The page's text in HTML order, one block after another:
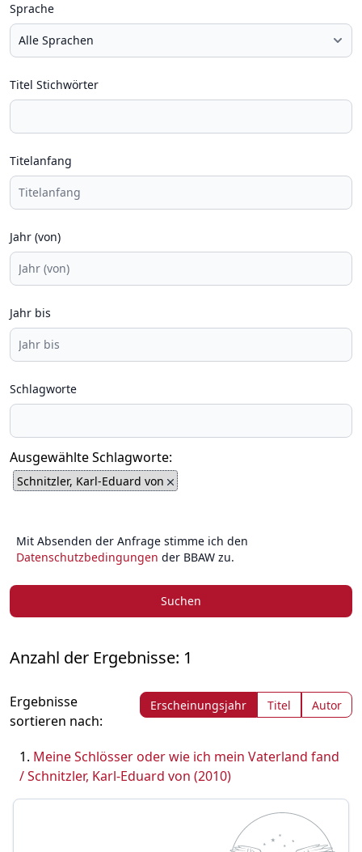
Sprache
Titel Stichwörter
Titelanfang
Jahr (von)
Jahr bis
Schlagworte
Ausgewählte Schlagworte:
Schnitzler, Karl-Eduard von
Mit Absenden der Anfrage stimme ich den
Datenschutzbedingungen der BBAW zu.
Suchen
Anzahl der Ergebnisse: 1
Ergebnisse
sortieren nach:
Erscheinungsjahr Titel Autor
Meine Schlösser oder wie ich mein Vaterland fand
/ Schnitzler, Karl-Eduard von (2010)